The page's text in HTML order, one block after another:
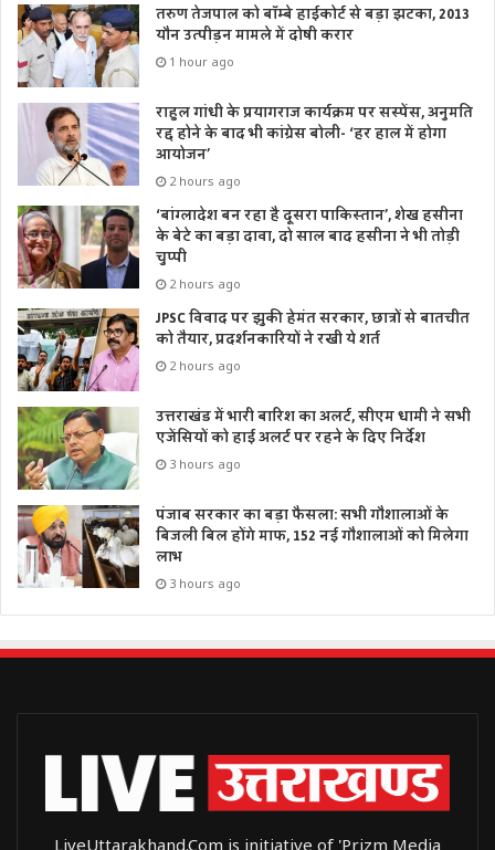
तरुण तेजपाल को बॉम्बे हाईकोर्ट से बड़ा झटका, 2013
यौन उत्पीड़न मामले में दोषी करार
1 hour ago
राहुल गांधी के प्रयागराज कार्यक्रम पर सस्पेंस, अनुमति
रद्द होने के बाद भी कांग्रेस बोली- ‘हर हाल में होगा
आयोजन’
2 hours ago
‘बांग्लादेश बन रहा है दूसरा पाकिस्तान’, शेख हसीना
के बेटे का बड़ा दावा, दो साल बाद हसीना ने भी तोड़ी
चुप्पी
2 hours ago
JPSC विवाद पर झुकी हेमंत सरकार, छात्रों से बातचीत
को तैयार, प्रदर्शनकारियों ने रखी ये शर्त
2 hours ago
उत्तराखंड में भारी बारिश का अलर्ट, सीएम धामी ने सभी
एजेंसियों को हाई अलर्ट पर रहने के दिए निर्देश
3 hours ago
पंजाब सरकार का बड़ा फैसला: सभी गौशालाओं के
बिजली बिल होंगे माफ, 152 नई गौशालाओं को मिलेगा
लाभ
3 hours ago
LiveUttarakhand.Com is initiative of 'Prizm Media